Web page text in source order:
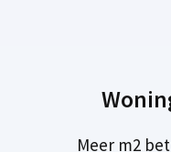
Meer m2